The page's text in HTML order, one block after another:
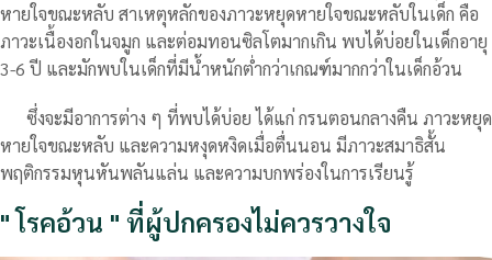
หายใจขณะหลับ สาเหตุหลักของภาวะหยุดหายใจขณะหลับในเด็ก คือ
ภาวะเนื้องอกในจมูก และต่อมทอนซิลโตมากเกิน พบได้บ่อยในเด็กอายุ
3-6 ปี และมักพบในเด็กที่มีน้ำหนักต่ำกว่าเกณฑ์มากกว่าในเด็กอ้วน
ซึ่งจะมีอาการต่าง ๆ ที่พบได้บ่อย ได้แก่ กรนตอนกลางคืน ภาวะหยุด
หายใจขณะหลับ และความหงุดหงิดเมื่อตื่นนอน มีภาวะสมาธิสั้น
พฤติกรรมหุนหันพลันแล่น และความบกพร่องในการเรียนรู้
" โรคอ้วน " ที่ผู้ปกครองไม่ควรวางใจ